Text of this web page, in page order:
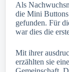
Als
die Mini
gefunden. Für
war dies die
Mit ihrer
erzählten sie